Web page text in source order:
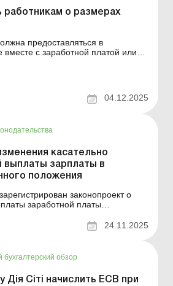
работникам о размерах
предоставляться в
с заработной платой или
зарплаты
2025 года: как округлять? В
04.12.2025
касательно
выплаты зарплаты в
положения
законопроект о
заработной платы
вследствие ведения
других обстоятельств
военного...
24.11.2025
обзор
Дія Сіті начислить ЕСВ при